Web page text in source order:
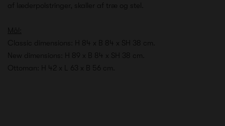
af læderpolstringer, skaller af træ og stel.
Mål:
Classic dimensions: H 84 x B 84 x SH 38 cm.
New dimensions: H 89 x B 84 x SH 38 cm.
Ottoman: H 42 x L 63 x B 56 cm.